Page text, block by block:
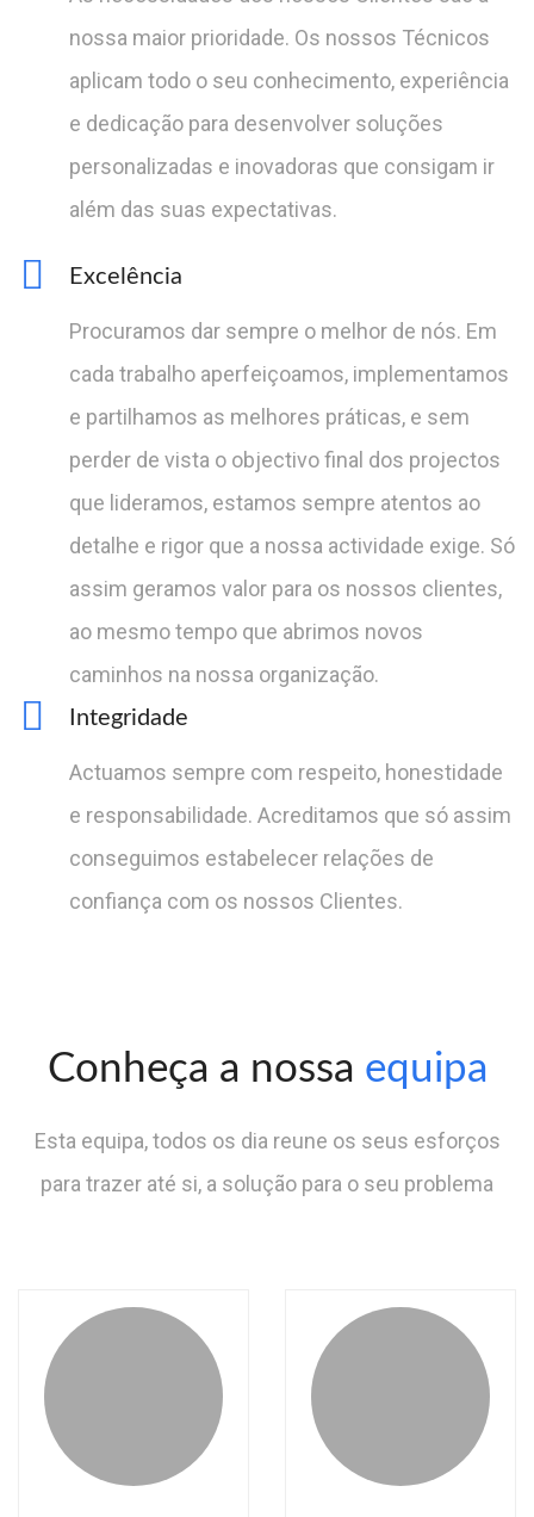
nossa maior prioridade. Os nossos Técnicos
aplicam todo o seu conhecimento, experiência
e dedicação para desenvolver soluções
personalizadas e inovadoras que consigam ir
além das suas expectativas.
Excelência
Procuramos dar sempre o melhor de nós. Em
cada trabalho aperfeiçoamos, implementamos
e partilhamos as melhores práticas, e sem
perder de vista o objectivo final dos projectos
que lideramos, estamos sempre atentos ao
detalhe e rigor que a nossa actividade exige. Só
assim geramos valor para os nossos clientes,
ao mesmo tempo que abrimos novos
caminhos na nossa organização.
Integridade
Actuamos sempre com respeito, honestidade
e responsabilidade. Acreditamos que só assim
conseguimos estabelecer relações de
confiança com os nossos Clientes.
Conheça a nossa equipa
Esta equipa, todos os dia reune os seus esforços
para trazer até si, a solução para o seu problema